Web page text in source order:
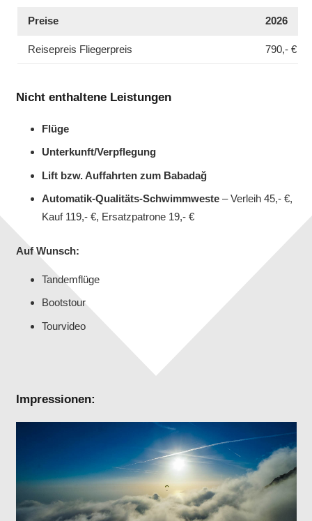
Preise 2026
Reisepreis Fliegerpreis 790,- €
Nicht enthaltene Leistungen
Flüge
Unterkunft/Verpflegung
Lift bzw. Auffahrten zum Babadağ
Automatik-Qualitäts-Schwimmweste – Verleih 45,- €,
Kauf 119,- €, Ersatzpatrone 19,- €
Auf Wunsch:
Tandemflüge
Bootstour
Tourvideo
Impressionen: